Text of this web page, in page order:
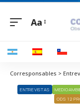
Aa
ENTREVISTAS
ODS 12